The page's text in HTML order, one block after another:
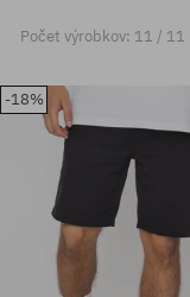
Počet výrobkov: 11 / 11
-18%